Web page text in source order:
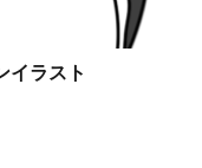
ラスト